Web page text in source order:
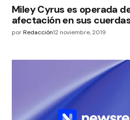
Miley Cyrus es operada
afectación en sus
porRedacción12 noviembre, 2019